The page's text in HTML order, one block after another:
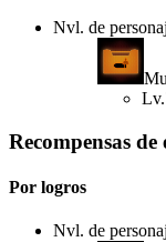
Nvl. de
Recompensas de
Por logros
Nvl. de